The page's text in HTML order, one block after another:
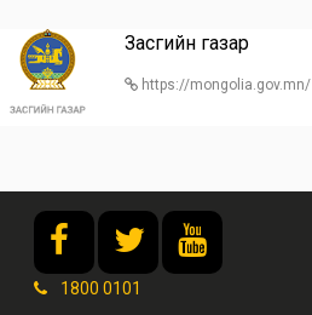
Засгийн газар
https://mongolia.gov.mn/
1800 0101